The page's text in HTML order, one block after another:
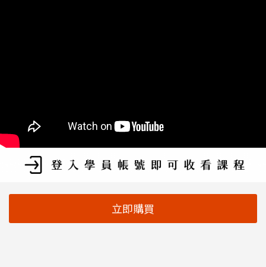
立即購買